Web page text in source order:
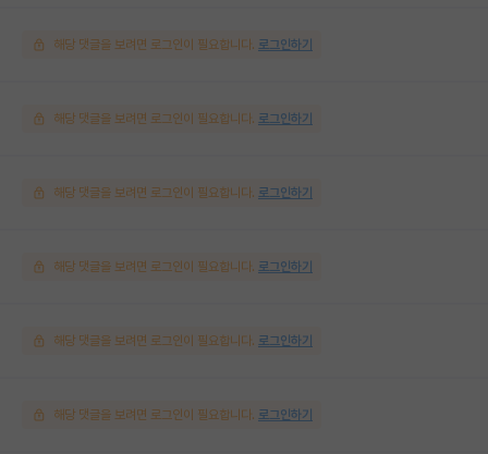
해당 댓글을 보려면 로그인이 필요합니다. 로그인하기
해당 댓글을 보려면 로그인이 필요합니다. 로그인하기
해당 댓글을 보려면 로그인이 필요합니다. 로그인하기
해당 댓글을 보려면 로그인이 필요합니다. 로그인하기
해당 댓글을 보려면 로그인이 필요합니다. 로그인하기
해당 댓글을 보려면 로그인이 필요합니다. 로그인하기